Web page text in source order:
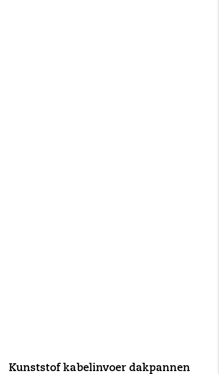
Kunststof kabelinvoer dakpannen